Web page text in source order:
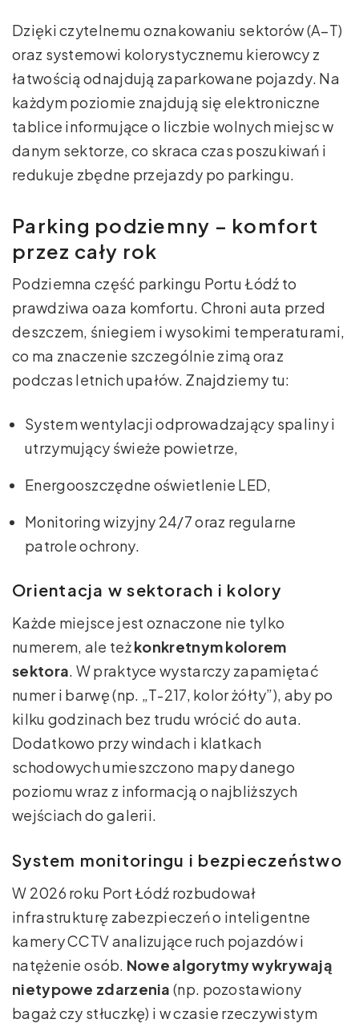
Dzięki czytelnemu oznakowaniu sektorów (A–T)
oraz systemowi kolorystycznemu kierowcy z
łatwością odnajdują zaparkowane pojazdy. Na
każdym poziomie znajdują się elektroniczne
tablice informujące o liczbie wolnych miejsc w
danym sektorze, co skraca czas poszukiwań i
redukuje zbędne przejazdy po parkingu.
Parking podziemny – komfort
przez cały rok
Podziemna część parkingu Portu Łódź to
prawdziwa oaza komfortu. Chroni auta przed
deszczem, śniegiem i wysokimi temperaturami,
co ma znaczenie szczególnie zimą oraz
podczas letnich upałów. Znajdziemy tu:
System wentylacji odprowadzający spaliny i
utrzymujący świeże powietrze,
Energooszczędne oświetlenie LED,
Monitoring wizyjny 24/7 oraz regularne
patrole ochrony.
Orientacja w sektorach i kolory
Każde miejsce jest oznaczone nie tylko
numerem, ale teżkonkretnym kolorem
sektora . W praktyce wystarczy zapamiętać
numer i barwę (np. „T-217, kolor żółty”), aby po
kilku godzinach bez trudu wrócić do auta.
Dodatkowo przy windach i klatkach
schodowych umieszczono mapy danego
poziomu wraz z informacją o najbliższych
wejściach do galerii.
System monitoringu i bezpieczeństwo
W 2026 roku Port Łódź rozbudował
infrastrukturę zabezpieczeń o inteligentne
kamery CCTV analizujące ruch pojazdów i
natężenie osób. Nowe algorytmy wykrywają
nietypowe zdarzenia (np. pozostawiony
bagaż czy stłuczkę) i w czasie rzeczywistym